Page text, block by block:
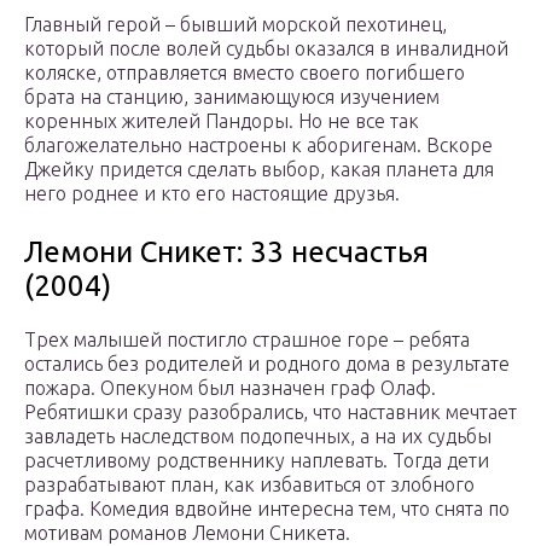
Главный герой – бывший морской пехотинец,
который после волей судьбы оказался в инвалидной
коляске, отправляется вместо своего погибшего
брата на станцию, занимающуюся изучением
коренных жителей Пандоры. Но не все так
благожелательно настроены к аборигенам. Вскоре
Джейку придется сделать выбор, какая планета для
него роднее и кто его настоящие друзья.
Лемони Сникет: 33 несчастья
(2004)
Трех малышей постигло страшное горе – ребята
остались без родителей и родного дома в результате
пожара. Опекуном был назначен граф Олаф.
Ребятишки сразу разобрались, что наставник мечтает
завладеть наследством подопечных, а на их судьбы
расчетливому родственнику наплевать. Тогда дети
разрабатывают план, как избавиться от злобного
графа. Комедия вдвойне интересна тем, что снята по
мотивам романов Лемони Сникета.